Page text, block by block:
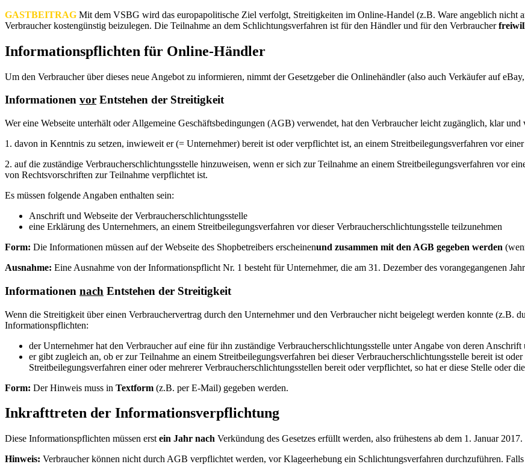
GASTBEITRAG Mit dem VSBG wird das europapolitische Ziel verfolgt, Streitigkeiten im Online-Handel (z.B. Ware angeblich nicht
Verbraucher kostengünstig beizulegen. Die Teilnahme an dem Schlichtungsverfahren ist für den Händler und für den Verbraucher
Informationspflichten für Online-Händler
Um den Verbraucher über dieses neue Angebot zu informieren, nimmt der Gesetzgeber die Onlinehändler (also auch Verkäufer auf
Informationen vor Entstehen der Streitigkeit
Wer eine Webseite unterhält oder Allgemeine Geschäftsbedingungen (AGB) verwendet, hat den Verbraucher leicht zugänglich, klar und
1. davon in Kenntnis zu setzen, inwieweit er (= Unternehmer) bereit ist oder verpflichtet ist, an einem Streitbeilegungsverfahren vor
2. auf die zuständige Verbraucherschlichtungsstelle hinzuweisen, wenn er sich zur Teilnahme an einem Streitbeilegungsverfahren vor
von Rechtsvorschriften zur Teilnahme verpflichtet ist.
Es müssen folgende Angaben enthalten sein:
Anschrift und Webseite der Verbraucherschlichtungsstelle
eine Erklärung des Unternehmers, an einem Streitbeilegungsverfahren vor dieser Verbraucherschlichtungsstelle teilzunehmen
Form: Die Informationen müssen auf der Webseite des Shopbetreibers erscheinenund zusammen mit den AGB gegeben werden
Ausnahme: Eine Ausnahme von der Informationspflicht Nr. 1 besteht für Unternehmer, die am 31. Dezember des vorangegangenen
Informationen nach Entstehen der Streitigkeit
Wenn die Streitigkeit über einen Verbrauchervertrag durch den Unternehmer und den Verbraucher nicht beigelegt werden konnte (z.B.
Informationspflichten:
der Unternehmer hat den Verbraucher auf eine für ihn zuständige Verbraucherschlichtungsstelle unter Angabe von deren Anschrift
er gibt zugleich an, ob er zur Teilnahme an einem Streitbeilegungsverfahren bei dieser Verbraucherschlichtungsstelle bereit ist
Streitbeilegungsverfahren einer oder mehrerer Verbraucherschlichtungsstellen bereit oder verpflichtet, so hat er diese Stelle oder
Form: Der Hinweis muss in Textform (z.B. per E-Mail) gegeben werden.
Inkrafttreten der Informationsverpflichtung
Diese Informationspflichten müssen erst ein Jahr nach Verkündung des Gesetzes erfüllt werden, also frühestens ab dem 1. Januar 2017.
Hinweis: Verbraucher können nicht durch AGB verpflichtet werden, vor Klageerhebung ein Schlichtungsverfahren durchzuführen.